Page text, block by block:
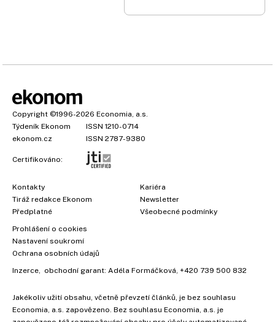
Copyright ©1996-2026 Economia, a.s.
Týdeník Ekonom
ISSN 1210-0714
ekonom.cz
ISSN 2787-9380
Certifikováno:
Kontakty
Tiráž redakce Ekonom
Předplatné
Kariéra
Newsletter
Všeobecné podmínky
Prohlášení o cookies
Nastavení soukromí
Ochrana osobních údajů
Inzerce, obchodní garant: Adéla Formáčková, +420 739 500 832
Jakékoliv užití obsahu, včetně převzetí článků, je bez souhlasu
Economia, a.s. zapovězeno. Bez souhlasu Economia, a.s. je